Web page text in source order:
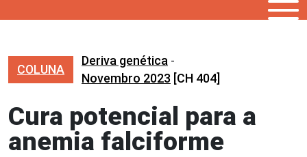
COLUNA
Deriva genética -
Novembro 2023 [CH 404]
Cura potencial para a
anemia falciforme